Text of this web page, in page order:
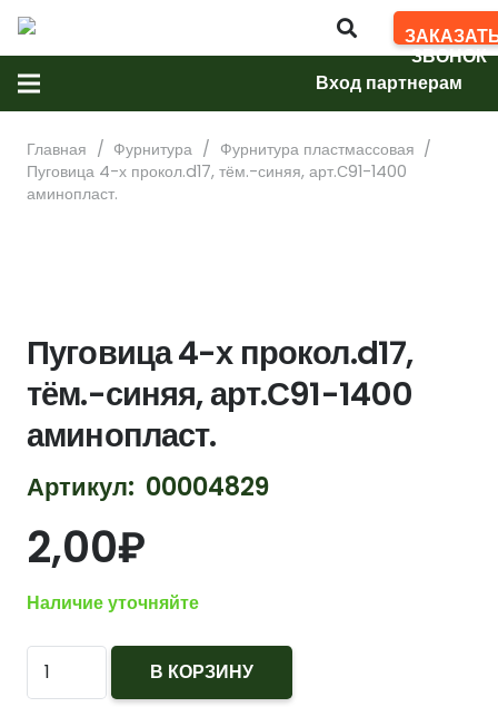
ЗВОНОК
Вход партнерам
Главная / Фурнитура / Фурнитура пластмассовая /
Пуговица 4-х прокол.d17, тём.-синяя, арт.С91-1400
аминопласт.
Пуговица 4-х прокол.d17,
тём.-синяя, арт.С91-1400
аминопласт.
Артикул: 00004829
2,00₽
Наличие уточняйте
Количество
Пуговица
В КОРЗИНУ